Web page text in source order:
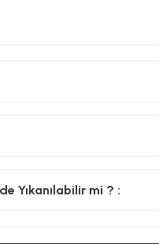
Yıkanılabilir mi ? :